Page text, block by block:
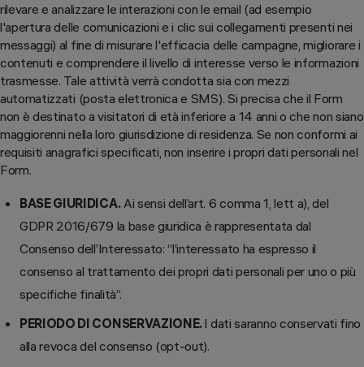
rilevare e analizzare le interazioni con le email (ad esempio
l'apertura delle comunicazioni e i clic sui collegamenti presenti nei
messaggi) al fine di misurare l'efficacia delle campagne, migliorare i
contenuti e comprendere il livello di interesse verso le informazioni
trasmesse. Tale attività verrà condotta sia con mezzi
automatizzati (posta elettronica e SMS). Si precisa che il Form
non è destinato a visitatori di età inferiore a 14 anni o che non siano
maggiorenni nella loro giurisdizione di residenza. Se non conformi ai
requisiti anagrafici specificati, non inserire i propri dati personali nel
Form.
BASE GIURIDICA.Ai sensi dell’art. 6 comma 1, lett a), del
GDPR 2016/679 la base giuridica è rappresentata dal
Consenso dell’Interessato: “l’interessato ha espresso il
consenso al trattamento dei propri dati personali per uno o più
specifiche finalità”.
PERIODO DI CONSERVAZIONE.I dati saranno conservati fino
alla revoca del consenso (opt-out).